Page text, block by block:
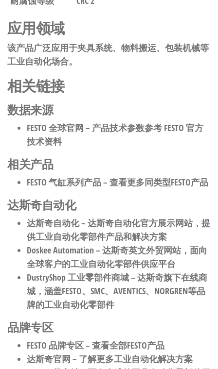
应用领域
该产品广泛应用于夹具系统、物料搬运、包装机械等
工业自动化场合。
相关链接
数据来源
FESTO 全球官网 – 产品技术参数参考 FESTO 官方
技术资料
相关产品
FESTO 气缸系列产品– 查看更多同类型FESTO产品
达斯奇自动化
达斯奇自动化– 达斯奇自动化官方展示网站，提
供工业自动化零部件产品和解决方案
Doskee Automation– 达斯奇英文外贸网站，面向
全球客户的工业自动化零部件供应平台
DustryShop 工业零部件商城– 达斯奇旗下在线商
城，涵盖FESTO、SMC、AVENTICS、NORGREN等品
牌的工业自动化零部件
品牌专区
FESTO 品牌专区– 查看全部FESTO产品
达斯奇官网 – 了解更多工业自动化解决方案